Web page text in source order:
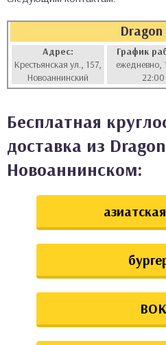
Dragon
Адрес:
Крестьянская ул., 157,
Новоаннинский
График
ежедневно,
22:00
Бесплатная
доставка из
Новоаннинском:
ВОК